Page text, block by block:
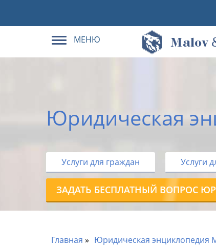
МЕНЮ Malov
Юридическая
Услуги для граждан Услуги
ЗАДАТЬ БЕСПЛАТНЫЙ ВОПРОС
Главная Юридическая энциклопедия